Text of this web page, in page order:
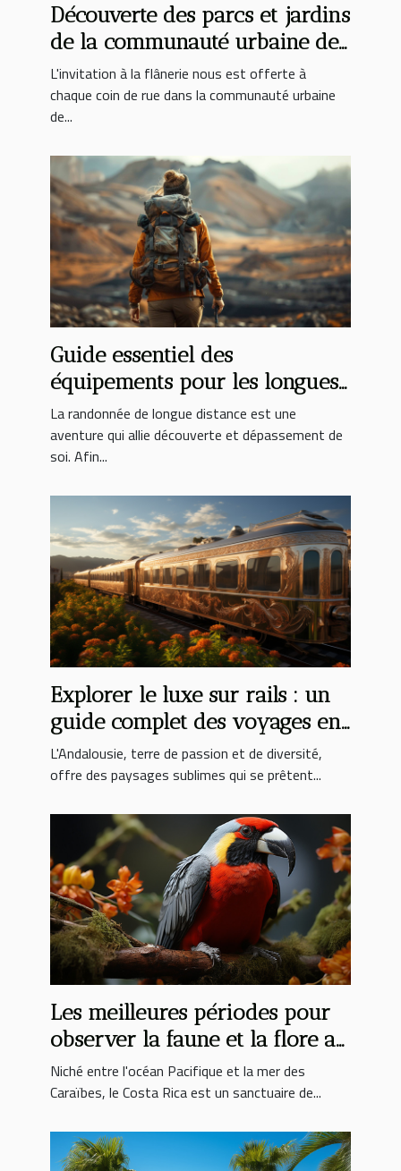
Découverte des parcs et jardins
de la communauté urbaine de
Clermont
L'invitation à la flânerie nous est offerte à
chaque coin de rue dans la communauté urbaine
de...
Guide essentiel des
équipements pour les longues
randonnées
La randonnée de longue distance est une
aventure qui allie découverte et dépassement de
soi. Afin...
Explorer le luxe sur rails : un
guide complet des voyages en
train de luxe en Andalousie
L'Andalousie, terre de passion et de diversité,
offre des paysages sublimes qui se prêtent...
Les meilleures périodes pour
observer la faune et la flore au
Costa Rica
Niché entre l'océan Pacifique et la mer des
Caraïbes, le Costa Rica est un sanctuaire de...